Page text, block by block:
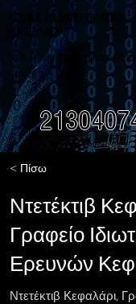
ATHINA PR.INVESTIGATION -
ΕΡΕΥΝΩΝ
Your Trusty Investigators
Greece
< Πίσω
Ντετέκτιβ
Γραφείο
Ερευνών
Ντετέκτιβ Κεφαλάρι,